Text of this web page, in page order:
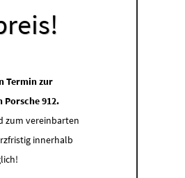
Termin zur
Porsche 912.
zum vereinbarten
innerhalb